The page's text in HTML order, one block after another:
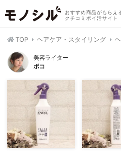
おすすめ商品がもらえ
クチコミポイ活サイト
TOP ヘアケア・スタイリング
美容ライター
ポコ